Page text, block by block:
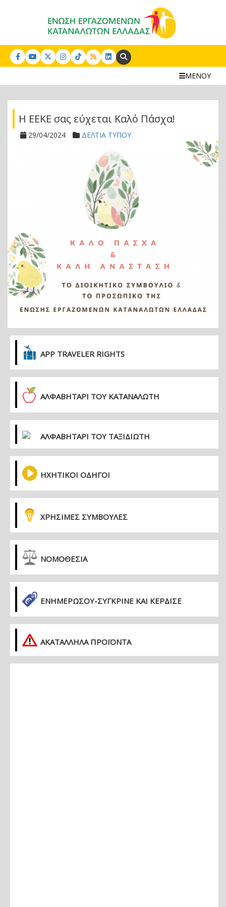
Search:
ΜΕΝΟΥ
Η ΕΕΚΕ σας εύχεται Καλό Πάσχα!
29/04/2024 ΔΕΛΤΙΑ ΤΥΠΟΥ
APP TRAVELER RIGHTS
ΑΛΦΑΒΗΤΑΡΙ ΤΟΥ ΚΑΤΑΝΑΛΩΤΗ
ΑΛΦΑΒΗΤΑΡΙ ΤΟΥ ΤΑΞΙΔΙΩΤΗ
ΗΧΗΤΙΚΟΙ ΟΔΗΓΟΙ
ΧΡΗΣΙΜΕΣ ΣΥΜΒΟΥΛΕΣ
ΝΟΜΟΘΕΣΙΑ
ΕΝΗΜΕΡΏΣΟΥ-ΣΎΓΚΡΙΝΕ ΚΑΙ ΚΈΡΔΙΣΕ
ΑΚΑΤΑΛΛΗΛΑ ΠΡΟΪΟΝΤΑ